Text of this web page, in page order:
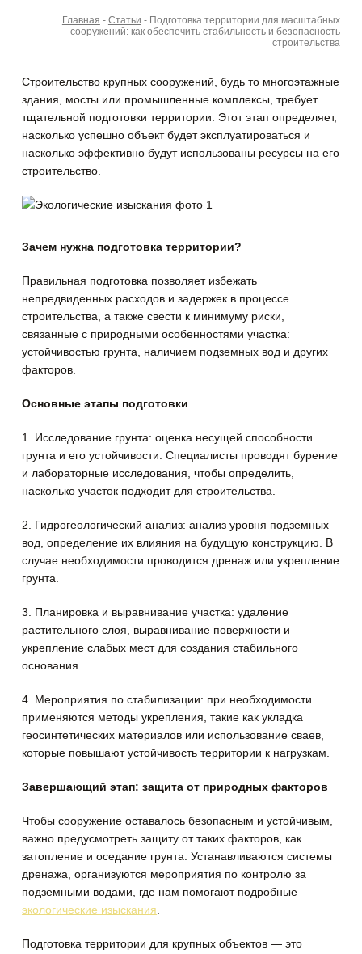
Главная - Статьи - Подготовка территории для масштабных
сооружений: как обеспечить стабильность и безопасность
строительства
Строительство крупных сооружений, будь то многоэтажные
здания, мосты или промышленные комплексы, требует
тщательной подготовки территории. Этот этап определяет,
насколько успешно объект будет эксплуатироваться и
насколько эффективно будут использованы ресурсы на его
строительство.
Зачем нужна подготовка территории?
Правильная подготовка позволяет избежать
непредвиденных расходов и задержек в процессе
строительства, а также свести к минимуму риски,
связанные с природными особенностями участка:
устойчивостью грунта, наличием подземных вод и других
факторов.
Основные этапы подготовки
1. Исследование грунта: оценка несущей способности
грунта и его устойчивости. Специалисты проводят бурение
и лабораторные исследования, чтобы определить,
насколько участок подходит для строительства.
2. Гидрогеологический анализ: анализ уровня подземных
вод, определение их влияния на будущую конструкцию. В
случае необходимости проводится дренаж или укрепление
грунта.
3. Планировка и выравнивание участка: удаление
растительного слоя, выравнивание поверхности и
укрепление слабых мест для создания стабильного
основания.
4. Мероприятия по стабилизации: при необходимости
применяются методы укрепления, такие как укладка
геосинтетических материалов или использование сваев,
которые повышают устойчивость территории к нагрузкам.
Завершающий этап: защита от природных факторов
Чтобы сооружение оставалось безопасным и устойчивым,
важно предусмотреть защиту от таких факторов, как
затопление и оседание грунта. Устанавливаются системы
дренажа, организуются мероприятия по контролю за
подземными водами, где нам помогают подробные
экологические изыскания
Подготовка территории для крупных объектов — это